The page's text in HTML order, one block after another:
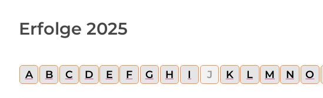
Erfolge 2025
A B C D E F G H I J K L M N O